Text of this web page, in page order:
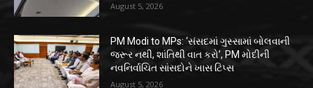
August 5, 2026
PM Modi to MPs: ‘સંસદમાં ગુસ્સામાં બોલવાની
જરૂર નથી, શાંતિથી વાત કરો’, PM મોદીની
નવનિર્વાચિત સાંસદોને ખાસ ટિપ્સ
August 5, 2026